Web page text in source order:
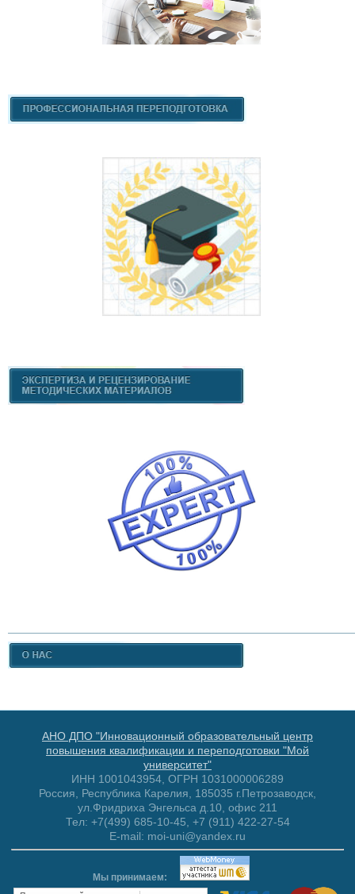
АНО ДПО "Инновационный образовательный центр
повышения квалификации и переподготовки "Мой
университет"
ИНН 1001043954, ОГРН 1031000006289
Россия, Республика Карелия, 185035 г.Петрозаводск,
ул.Фридриха Энгельса д.10, офис 211
Тел: +7(499) 685-10-45, +7 (911) 422-27-54
E-mail: moi-uni@yandex.ru
Мы принимаем: